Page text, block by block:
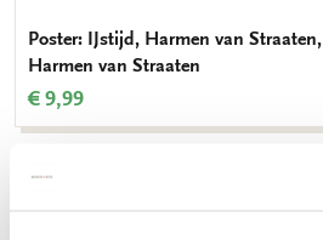
Poster: IJstijd, Harmen van Straaten,
Harmen van Straaten
€ 9,99